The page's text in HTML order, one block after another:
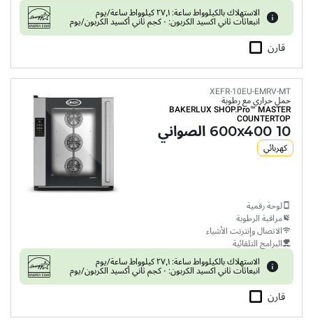
الاستهلاك بالكيلوواط ساعة: ٢٧٫١ كيلوواط ساعة/يوم
انبعاثات ثاني اكسيد الكربون: ٠ كجم ثاني أكسيد الكربون/يوم
قارن
XEFR-10EU-EMRV-MT
حمل حراري مع رطوبة
BAKERLUX SHOP.Pro™ MASTER
COUNTERTOP
10 600x400 الصواني
كهربائي
لوحة رقمية
مراقبة الرطوبة
الاتصال وإنترنت الأشياء
البرامج التلقائية
الاستهلاك بالكيلوواط ساعة: ٢٧٫١ كيلوواط ساعة/يوم
انبعاثات ثاني اكسيد الكربون: ٠ كجم ثاني أكسيد الكربون/يوم
قارن